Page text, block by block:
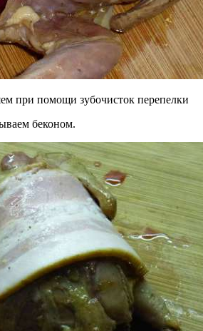
при помощи зубочисток перепелки
беконом.